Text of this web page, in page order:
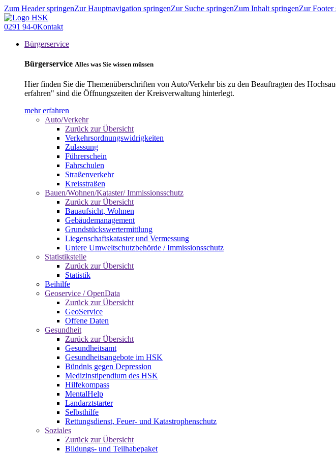
Zum Header springenZur Hauptnavigation springenZur Suche springenZum Inhalt springenZur Footer
0291 94-0Kontakt
Bürgerservice
Bürgerservice Alles was Sie wissen müssen
Hier finden Sie die Themenüberschriften von Auto/Verkehr bis zu den Beauftragten des
erfahren" sind die Öffnungszeiten der Kreisverwaltung hinterlegt.
mehr erfahren
Auto/Verkehr
Zurück zur Übersicht
Verkehrsordnungswidrigkeiten
Zulassung
Führerschein
Fahrschulen
Straßenverkehr
Kreisstraßen
Bauen/Wohnen/Kataster/ Immissionsschutz
Zurück zur Übersicht
Bauaufsicht, Wohnen
Gebäudemanagement
Grundstückswertermittlung
Liegenschaftskataster und Vermessung
Untere Umweltschutzbehörde / Immissionsschutz
Statistikstelle
Zurück zur Übersicht
Statistik
Beihilfe
Geoservice / OpenData
Zurück zur Übersicht
GeoService
Offene Daten
Gesundheit
Zurück zur Übersicht
Gesundheitsamt
Gesundheitsangebote im HSK
Bündnis gegen Depression
Medizinstipendium des HSK
Hilfekompass
MentalHelp
Landarztstarter
Selbsthilfe
Rettungsdienst, Feuer- und Katastrophenschutz
Soziales
Zurück zur Übersicht
Bildungs- und Teilhabepaket